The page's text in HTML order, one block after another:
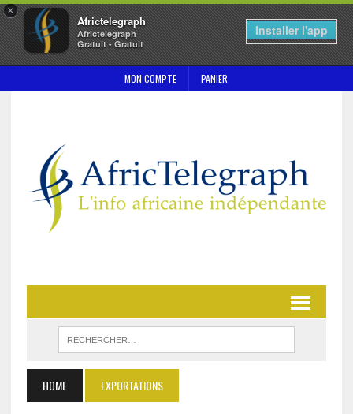
×
Africtelegraph
Africtelegraph
Gratuit - Gratuit
Installer l'app
MON COMPTE PANIER
HOME EXPORTATIONS